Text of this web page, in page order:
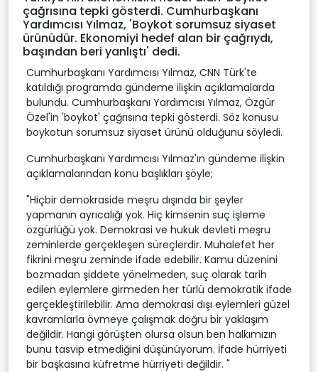
çağrısına tepki gösterdi. Cumhurbaşkanı
Yardımcısı Yılmaz, 'Boykot sorumsuz siyaset
ürünüdür. Ekonomiyi hedef alan bir çağrıydı,
başından beri yanlıştı' dedi.
Cumhurbaşkanı Yardımcısı Yılmaz, CNN Türk'te
katıldığı programda gündeme ilişkin açıklamalarda
bulundu. Cumhurbaşkanı Yardımcısı Yılmaz, Özgür
Özel'in 'boykot' çağrısına tepki gösterdi. Söz konusu
boykotun sorumsuz siyaset ürünü olduğunu söyledi.
Cumhurbaşkanı Yardımcısı Yılmaz'ın gündeme ilişkin
açıklamalarından konu başlıkları şöyle;
"Hiçbir demokraside meşru dışında bir şeyler
yapmanın ayrıcalığı yok. Hiç kimsenin suç işleme
özgürlüğü yok. Demokrasi ve hukuk devleti meşru
zeminlerde gerçekleşen süreçlerdir. Muhalefet her
fikrini meşru zeminde ifade edebilir. Kamu düzenini
bozmadan şiddete yönelmeden, suç olarak tarih
edilen eylemlere girmeden her türlü demokratik ifade
gerçekleştirilebilir. Ama demokrasi dışı eylemleri güzel
kavramlarla övmeye çalışmak doğru bir yaklaşım
değildir. Hangi görüşten olursa olsun ben halkımızın
bunu tasvip etmediğini düşünüyorum. İfade hürriyeti
bir başkasına küfretme hürriyeti değildir. "